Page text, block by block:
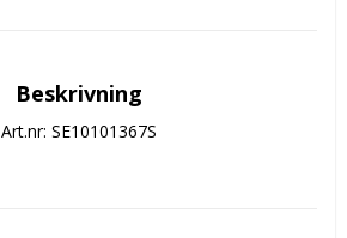
Beskrivning
Art.nr: SE10101367S